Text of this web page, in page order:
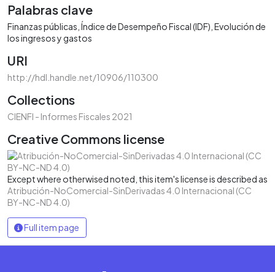
Palabras clave
Finanzas públicas Índice de Desempeño Fiscal (IDF) Evolución de
los ingresos y gastos
URI
http://hdl.handle.net/10906/110300
Collections
CIENFI - Informes Fiscales 2021
Creative Commons license
Except where otherwised noted, this item's license is described as
Atribución-NoComercial-SinDerivadas 4.0 Internacional (CC
BY-NC-ND 4.0)
Full item page